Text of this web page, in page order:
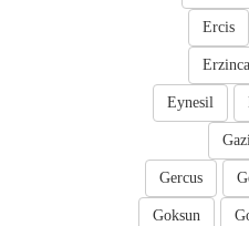
Ercis
Eynesil
Gercus
Goksun